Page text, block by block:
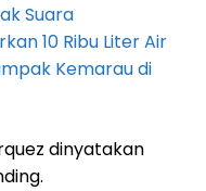
Suara
10 Ribu Liter Air
Kemarau di
dinyatakan